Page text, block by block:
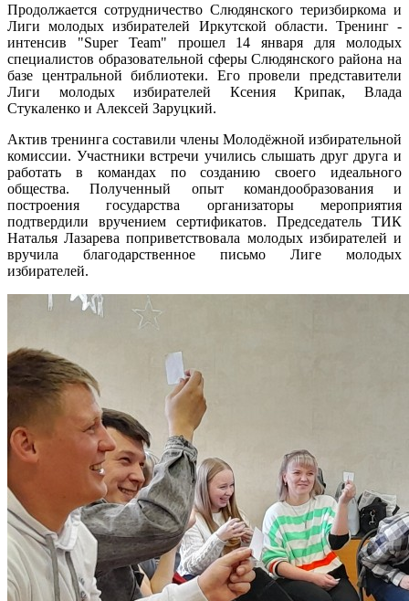
Продолжается сотрудничество Слюдянского теризбиркома и
Лиги молодых избирателей Иркутской области. Тренинг -
интенсив "Super Team" прошел 14 января для молодых
специалистов образовательной сферы Слюдянского района на
базе центральной библиотеки. Его провели представители
Лиги молодых избирателей Ксения Крипак, Влада
Стукаленко и Алексей Заруцкий.
Актив тренинга составили члены Молодёжной избирательной
комиссии. Участники встречи учились слышать друг друга и
работать в командах по созданию своего идеального
общества. Полученный опыт командообразования и
построения государства организаторы мероприятия
подтвердили вручением сертификатов. Председатель ТИК
Наталья Лазарева поприветствовала молодых избирателей и
вручила благодарственное письмо Лиге молодых
избирателей.